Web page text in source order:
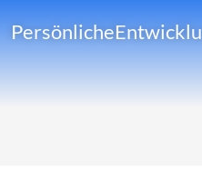
FürUnternehmen